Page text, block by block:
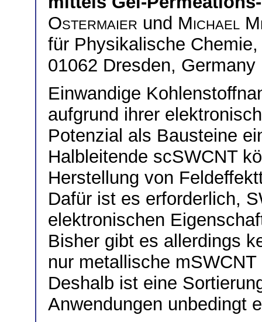
Ostermaier und Michael
für Physikalische
01062 Dresden, Germany
Einwandige
aufgrund ihrer
Potenzial als Bausteine
Halbleitende scSWCNT
Herstellung von
Dafür ist es erforderlich,
elektronischen
Bisher gibt es allerdings
nur metallische
Deshalb ist eine
Anwendungen unbedingt